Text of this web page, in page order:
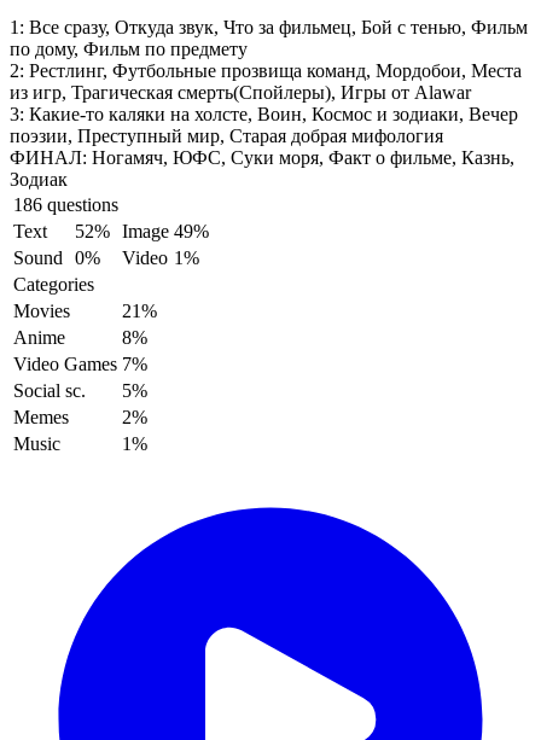
1: Все сразу, Откуда звук, Что за фильмец, Бой с тенью, Фильм
по дому, Фильм по предмету
2: Рестлинг, Футбольные прозвища команд, Мордобои, Места
из игр, Трагическая смерть(Спойлеры), Игры от Alawar
3: Какие-то каляки на холсте, Воин, Космос и зодиаки, Вечер
поэзии, Преступный мир, Старая добрая мифология
ФИНАЛ: Ногамяч, ЮФС, Суки моря, Факт о фильме, Казнь,
Зодиак
186 questions
Text
52% Image 49%
Sound
0% Video 1%
Categories
Movies
21%
Anime
8%
Video Games 7%
Social sc.
5%
Memes
2%
Music
1%